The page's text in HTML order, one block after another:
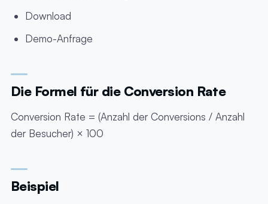
Download
Demo-Anfrage
Die Formel für die Conversion Rate
Conversion Rate = (Anzahl der Conversions / Anzahl
der Besucher) × 100
Beispiel